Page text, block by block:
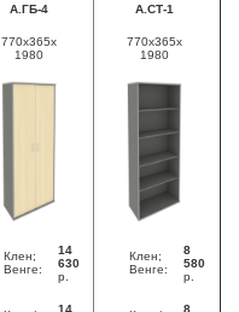
А.ГБ-4
770x365x
1980
Клен;
Венге:
14
630
р.
14
А.СТ-1
770x365x
1980
Клен;
Венге:
8
580
р.
8